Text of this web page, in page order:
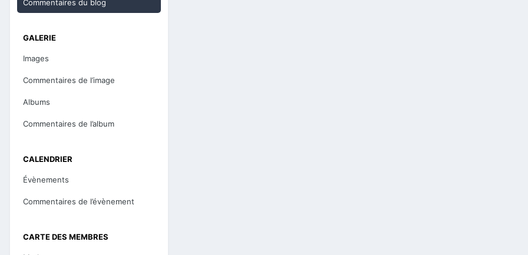
Commentaires du blog
GALERIE
Images
Commentaires de l’image
Albums
Commentaires de l’album
CALENDRIER
Évènements
Commentaires de l’évènement
CARTE DES MEMBRES